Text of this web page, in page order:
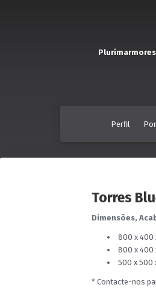
Perfil
Torres
Dimensões,
800 x 400
800 x 400
500 x 500
* Contacte-nos